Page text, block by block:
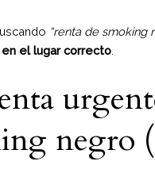
“renta de smoking
en el lugar correcto
negro